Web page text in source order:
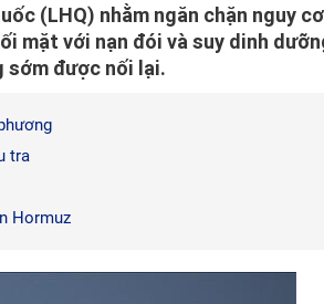
(LHQ) nhằm ngăn chặn nguy cơ
mặt với nạn đói và suy dinh
sớm được nối lại.
tra
Hormuz